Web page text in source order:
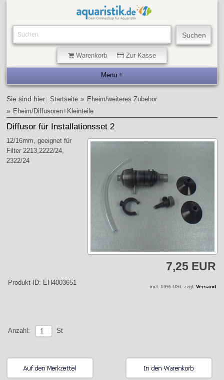
Warenkorb Zur Kasse
Sie sind hier: Startseite » Eheim/weiteres Zubehör
» Eheim/Diffusoren+Kleinteile
Diffusor für Installationsset 2
12/16mm, geeignet für
Filter 2213,2222/24,
2322/24
7,25 EUR
Produkt-ID: EH4003651
incl. 19% USt. zzgl. Versand
Anzahl: St